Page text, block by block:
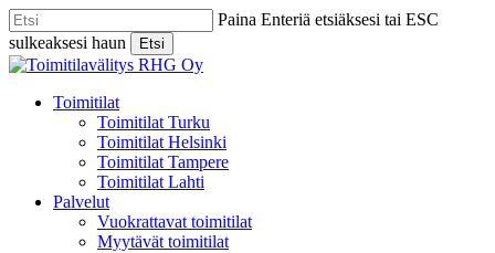
Skip
to
main
content
Paina Enteriä etsiäksesi tai ESC
sulkeaksesi haun
Etsi
Close
Menu
Toimitilat
Toimitilat Turku
Toimitilat Helsinki
Toimitilat Tampere
Toimitilat Lahti
Palvelut
Vuokrattavat toimitilat
Myytävät toimitilat